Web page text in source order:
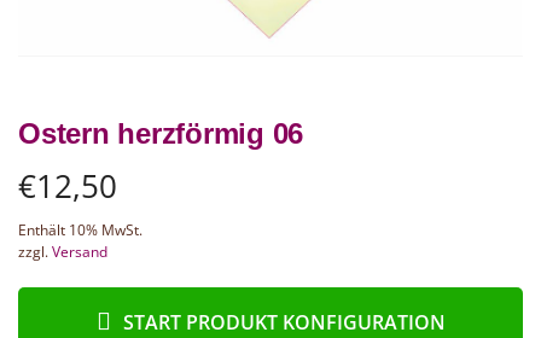
Ostern herzförmig 06
€12,50
Enthält 10% MwSt.
zzgl.Versand
START PRODUKT KONFIGURATION